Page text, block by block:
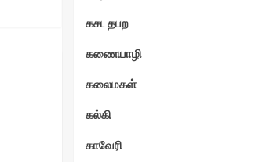
கசடதபற
கணையாழி
கலைமகள்
கல்கி
காவேரி